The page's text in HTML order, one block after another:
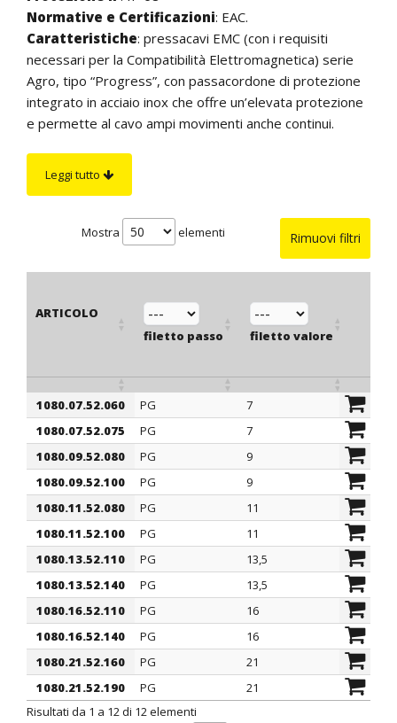
Normative e Certificazioni: EAC.
Caratteristiche: pressacavi EMC (con i requisiti
necessari per la Compatibilità Elettromagnetica) serie
Agro, tipo “Progress”, con passacordone di protezione
integrato in acciaio inox che offre un’elevata protezione
e permette al cavo ampi movimenti anche continui.
di contatto. La speciale geometria del bordo della
L’incastro tra la guarnizione e la boccola assicura una
pressione costante della calza metallica contro la parete
interna del pressacavo. La guarnizione interna è corta
che si incastrano nelle scanalature interne del
questi pressacavi sono fornibili in una speciale versione
con guarnizione in TPE modificato e certificata secondo
la normativa ferroviaria EN 45545.
Leggi tutto
Rimuovi filtri
Mostra elementi
ARTICOLO
filetto passo
filetto valore
ARTICOLO
filetto passo filetto valore
Ø
min -
mm
1080.07.52.060 PG 7
4,5 - 6
1080.07.52.075
PG 7
6 - 7,5
1080.09.52.080
PG 9
6 - 8
1080.09.52.100
PG 9
8 - 10
1080.11.52.080
PG 11
6 - 8
1080.11.52.100
PG 11
8 - 10
1080.13.52.110
PG 13,5
8 - 11
1080.13.52.140
PG 13,5
11 - 14
1080.16.52.110
PG 16
8 - 11
1080.16.52.140
PG 16
11 - 14
1080.21.52.160
PG 21
13 - 16
1080.21.52.190
PG 21
16 - 19
Risultati da 1 a 12 di 12 elementi